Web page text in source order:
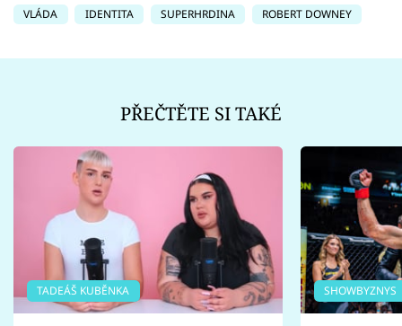
VLÁDA IDENTITA SUPERHRDINA ROBERT DOWNEY
PŘEČTĚTE SI TAKÉ
TADEÁŠ KUBĚNKA SHOWBYZNYS